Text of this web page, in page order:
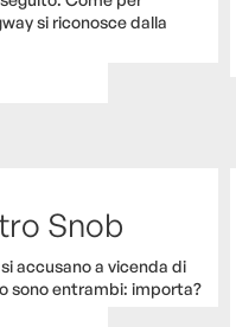
si riconosce dalla
Snob
accusano a vicenda di
sono entrambi: importa?